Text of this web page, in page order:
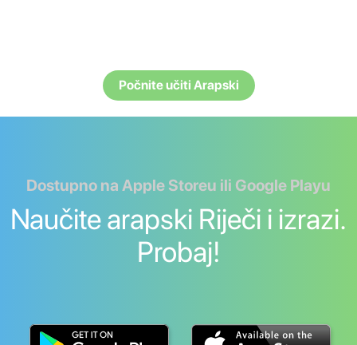
Počnite učiti Arapski
Dostupno na Apple Storeu ili Google Playu
Naučite arapski Riječi i izrazi.
Probaj!